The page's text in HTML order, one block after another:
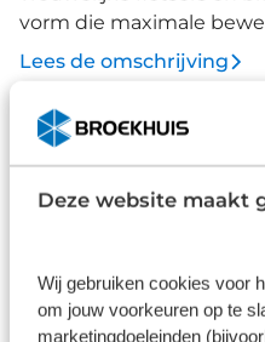
Deze website maakt
Wij gebruiken cookies voor
om jouw voorkeuren op te
marketingdoeleinden
vorm die maximale
zone comfortprincipe
strategisch geplaatste
specifiek aangepast aan
beschermt het genitale
ongemak. Dit zadel combineert stevig Comfort
optimale drukverdeling
effectieve
Lees de omschrijving
Specificaties
Merk
Type
Fietszadels